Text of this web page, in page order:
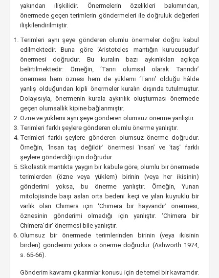
yakından ilişkilidir. Önermelerin özelikleri bakımından,
önermede geçen terimlerin göndermeleri ile doğruluk değerleri
ilişkilendirilmiştir.
Terimleri aynı şeye gönderen olumlu önermeler doğru kabul
edilmektedir. Buna göre ‘Aristoteles mantığın kurucusudur’
önermesi doğrudur. Bu kuralın bazı aykırılıkları açıkça
belirtilmektedir: Örneğin, ‘Tanrı olumsal olarak Tanrıdır’
önermesi hem öznesi hem de yüklemi ‘Tanrı’ olduğu hâlde
yanlış olduğundan kipli önermeler kuralın dışında tutulmuştur.
Dolayısıyla, önermenin kurala aykırılık oluşturması önermede
geçen olumsallık kipine bağlanmıştır.
Özne ve yüklemi aynı şeye gönderen olumsuz önerme yanlıştır.
Terimleri farklı şeylere gönderen olumlu önerme yanlıştır.
Terimleri farklı şeylere gönderen olumsuz önerme doğrudur.
Örneğin, ‘İnsan taş değildir’ önermesi ‘insan’ ve ‘taş’ farklı
şeylere gönderdiği için doğrudur.
Skolastik mantıkta yaygın bir kabule göre, olumlu bir önermede
terimlerden (özne veya yüklem) birinin (veya her ikisinin)
gönderimi yoksa, bu önerme yanlıştır. Örneğin, Yunan
mitolojisinde başı aslan orta bedeni keçi ve yılan kuyruklu bir
varlık olan Chimera için ‘Chimera bir hayvandır’ önermesi,
öznesinin gönderimi olmadığı için yanlıştır. ‘Chimera bir
Chimera’dır’ önermesi bile yanlıştır.
Olumsuz bir önermede terimlerinden birinin (veya ikisinin
birden) gönderimi yoksa o önerme doğrudur. (Ashworth 1974,
s. 65-66).
Gönderim kavramı çıkarımlar konusu için de temel bir kavramdır.